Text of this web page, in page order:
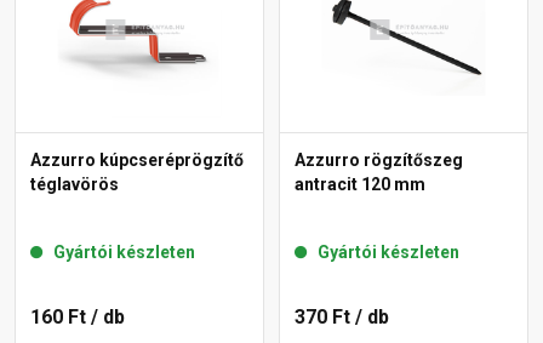
Azzurro kúpcseréprögzítő
téglavörös
Gyártói készleten
160 Ft / db
Azzurro rögzítőszeg
antracit 120 mm
Gyártói készleten
370 Ft / db